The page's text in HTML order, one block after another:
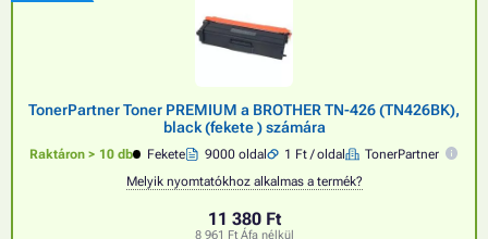
TonerPartner Toner PREMIUM a BROTHER TN-426 (TN426BK),
black (fekete ) számára
Raktáron > 10 db Fekete 9000 oldal 1 Ft / oldal
TonerPartner
Melyik nyomtatókhoz alkalmas a termék?
11 380 Ft
8 961 Ft Áfa nélkül